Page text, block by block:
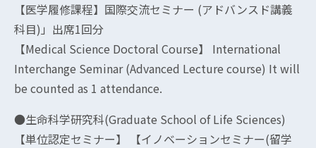
【医学履修課程】国際交流セミナー (アドバンスド講義
科目)」出席1回分
【Medical Science Doctoral Course】 International
Interchange Seminar (Advanced Lecture course) It will
be counted as 1 attendance.
●生命科学研究科(Graduate School of Life Sciences)
【単位認定セミナー】 【イノベーションセミナー(留学